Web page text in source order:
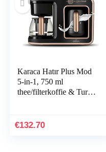
Karaca Hatır Plus Mod
5-in-1, 750 ml
thee/filterkoffie & Turks
thee, melkverwarming,
€132.70